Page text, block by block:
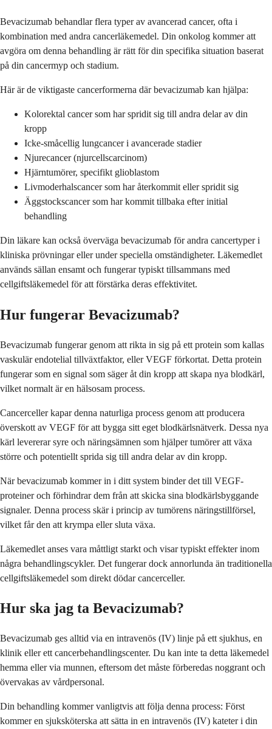
Bevacizumab behandlar flera typer av avancerad cancer, ofta i
kombination med andra cancerläkemedel. Din onkolog kommer att
avgöra om denna behandling är rätt för din specifika situation baserat
på din cancermyp och stadium.
Här är de viktigaste cancerformerna där bevacizumab kan hjälpa:
Kolorektal cancer som har spridit sig till andra delar av din
kropp
Icke-småcellig lungcancer i avancerade stadier
Njurecancer (njurcellscarcinom)
Hjärntumörer, specifikt glioblastom
Livmoderhalscancer som har återkommit eller spridit sig
Äggstockscancer som har kommit tillbaka efter initial
behandling
Din läkare kan också överväga bevacizumab för andra cancertyper i
kliniska prövningar eller under speciella omständigheter. Läkemedlet
används sällan ensamt och fungerar typiskt tillsammans med
cellgiftsläkemedel för att förstärka deras effektivitet.
Hur fungerar Bevacizumab?
Bevacizumab fungerar genom att rikta in sig på ett protein som kallas
vaskulär endotelial tillväxtfaktor, eller VEGF förkortat. Detta protein
fungerar som en signal som säger åt din kropp att skapa nya blodkärl,
vilket normalt är en hälsosam process.
Cancerceller kapar denna naturliga process genom att producera
överskott av VEGF för att bygga sitt eget blodkärlsnätverk. Dessa nya
kärl levererar syre och näringsämnen som hjälper tumörer att växa
större och potentiellt sprida sig till andra delar av din kropp.
När bevacizumab kommer in i ditt system binder det till VEGF-
proteiner och förhindrar dem från att skicka sina blodkärlsbyggande
signaler. Denna process skär i princip av tumörens näringstillförsel,
vilket får den att krympa eller sluta växa.
Läkemedlet anses vara måttligt starkt och visar typiskt effekter inom
några behandlingscykler. Det fungerar dock annorlunda än traditionella
cellgiftsläkemedel som direkt dödar cancerceller.
Hur ska jag ta Bevacizumab?
Bevacizumab ges alltid via en intravenös (IV) linje på ett sjukhus, en
klinik eller ett cancerbehandlingscenter. Du kan inte ta detta läkemedel
hemma eller via munnen, eftersom det måste förberedas noggrant och
övervakas av vårdpersonal.
Din behandling kommer vanligtvis att följa denna process: Först
kommer en sjuksköterska att sätta in en intravenös (IV) kateter i din